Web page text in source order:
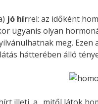
jó hírrel: az időként
ugyanis olyan
meg.
hátterében álló
illeti, a „mitől látok